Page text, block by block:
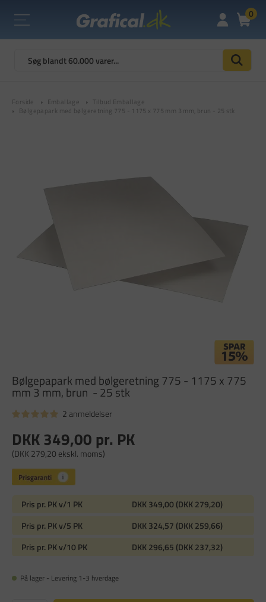
0
Forside Emballage
Tilbud Emballage
Bølgepapark med bølgeretning 775 - 1175 x 775 mm 3 mm, brun - 25 stk
Bølgepapark med bølgeretning 775 - 1175 x 775
mm 3 mm, brun - 25 stk
2 anmeldelser
DKK 349,00 pr. PK
(DKK 279,20 ekskl. moms)
Pris pr. PK v/1 PK
DKK 349,00 (DKK 279,20)
Pris pr. PK v/5 PK
DKK 324,57 (DKK 259,66)
Pris pr. PK v/10 PK
DKK 296,65 (DKK 237,32)
På lager - Levering 1-3 hverdage